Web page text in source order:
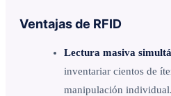
Ventajas de RFID
Lectura masiva
inventariar cientos de
manipulación individual.